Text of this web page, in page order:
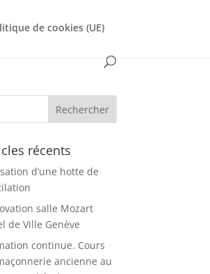
de cookies (UE)
récents
d’une hotte de
salle Mozart
de Ville Genève
continue. Cours
ancienne au